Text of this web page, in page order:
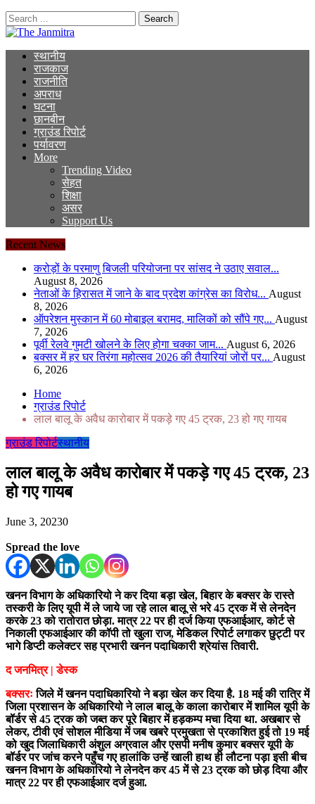
Search
for:
The Janmitra
The Janmitra
स्थानीय
राजकाज
राजनीति
अपराध
घटना
छानबीन
ग्राउंड रिपोर्ट
पर्यावरण
More
Trending Video
सेहत
शिक्षा
असर
Support Us
Recent News
करोड़ों के परमाणु बिजली परियोजना पर सांसद ने उठाए सवाल...
August 8, 2026
नेताओं के हिरासत में जाने के बाद प्रदेश कांग्रेस का विरोध... August
8, 2026
ऑपरेशन मुस्कान में 60 मोबाइल बरामद, मालिकों को सौंपे गए... August
7, 2026
पूर्वी रेलवे गुमटी खोलने के लिए होगा चक्का जाम... August 6, 2026
बक्सर में हर घर तिरंगा महोत्सव 2026 की तैयारियां जोरों पर... August
6, 2026
Home
ग्राउंड रिपोर्ट
लाल बालू के अवैध कारोबार में पकड़े गए 45 ट्रक, 23 हो गए गायब
ग्राउंड रिपोर्टस्थानीय
लाल बालू के अवैध कारोबार में पकड़े गए 45 ट्रक, 23
हो गए गायब
June 3, 20230
Spread the love
खनन विभाग के अधिकारियो ने कर दिया बड़ा खेल, बिहार के बक्सर के रास्ते
तस्करी के लिए यूपी में ले जाये जा रहे लाल बालू से भरे 45 ट्रक में से लेनदेन
करके 23 को रातोरात छोड़ा. मात्र 22 पर ही दर्ज किया एफआईआर, कोर्ट से
निकाली एफआईआर की कॉपी तो खुला राज, मेडिकल रिपोर्ट लगाकर छुट्टी पर
भागे डिप्टी कलेक्टर सह प्रभारी खनन पदाधिकारी श्रेयांस तिवारी.
द जनमित्र | डेस्क
बक्सरःजिले में खनन पदाधिकारियो ने बड़ा खेल कर दिया है. 18 मई की रात्रि में
जिला प्रशासन के अधिकारियो ने लाल बालू के काला कारोबार में शामिल यूपी के
बॉर्डर से 45 ट्रक को जब्त कर पूरे बिहार में हड़कम्प मचा दिया था. अखबार से
लेकर, टीवी एवं सोशल मीडिया में जब खबरे प्रमुखता से प्रकाशित हुई तो 19 मई
को खुद जिलाधिकारी अंशुल अग्रवाल और एसपी मनीष कुमार बक्सर यूपी के
बॉर्डर पर जांच करने पहुँच गए हालांकि उन्हें खाली हाथ ही लौटना पड़ा इसी बीच
खनन विभाग के अधिकारियो ने लेनदेन कर 45 में से 23 ट्रक को छोड़ दिया और
मात्र 22 पर ही एफआईआर दर्ज हुआ.